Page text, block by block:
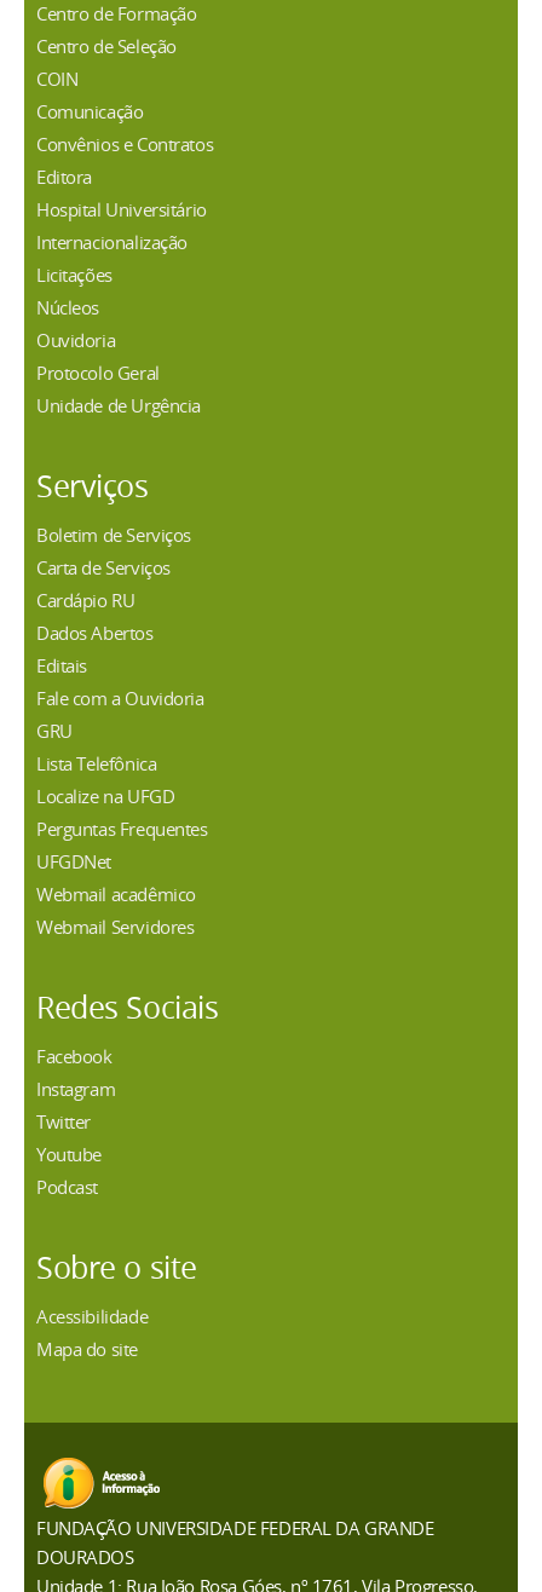
Centro de Formação
Centro de Seleção
COIN
Comunicação
Convênios e Contratos
Editora
Hospital Universitário
Internacionalização
Licitações
Núcleos
Ouvidoria
Protocolo Geral
Unidade de Urgência
Serviços
Boletim de Serviços
Carta de Serviços
Cardápio RU
Dados Abertos
Editais
Fale com a Ouvidoria
GRU
Lista Telefônica
Localize na UFGD
Perguntas Frequentes
UFGDNet
Webmail acadêmico
Webmail Servidores
Redes Sociais
Facebook
Instagram
Twitter
Youtube
Podcast
Sobre o site
Acessibilidade
Mapa do site
FUNDAÇÃO UNIVERSIDADE FEDERAL DA GRANDE
DOURADOS
Unidade 1: Rua João Rosa Góes, nº 1761, Vila Progresso,